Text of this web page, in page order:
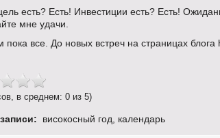
есть? Есть! Инвестиции есть? Есть!
мне удачи.
пока все. До новых встреч на страницах
в среднем: 0 из 5)
високосный год календарь